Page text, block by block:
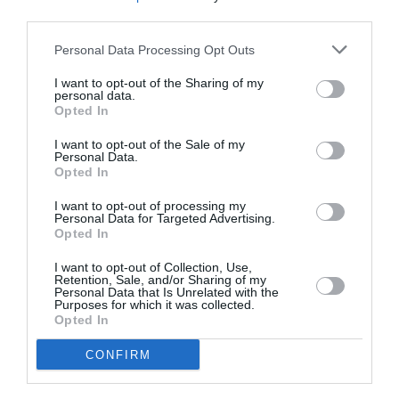
Personal Data Processing Opt Outs
I want to opt-out of the Sharing of my
personal data.
Opted In
I want to opt-out of the Sale of my
Personal Data.
Opted In
I want to opt-out of processing my
Personal Data for Targeted Advertising.
Opted In
I want to opt-out of Collection, Use,
Retention, Sale, and/or Sharing of my
Personal Data that Is Unrelated with the
Purposes for which it was collected.
Opted In
CONFIRM
Η μακρά λίστα με
τις υποψηφιότητες
Booker 2026
Έκθεση Βιβλίου
2026 στο Ναύπλιο